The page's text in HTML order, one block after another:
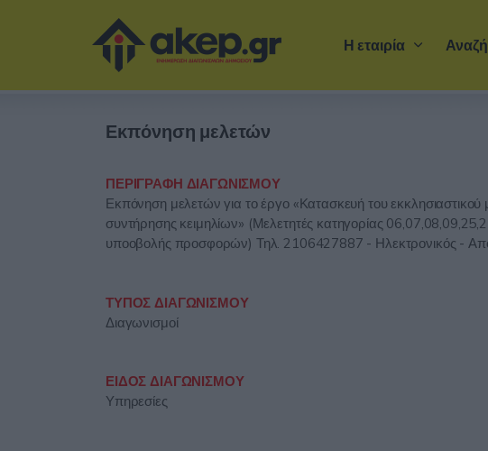
Η εταιρία
Εκπόνηση μελετών
ΠΕΡΙΓΡΑΦΗ ΔΙΑΓΩΝΙΣΜΟΥ
Εκπόνηση μελετών για το έργο «Κατασκευή του εκκλησιαστικού
συντήρησης κειμηλίων» (Μελετητές κατηγορίας
υποοβολής προσφορών) Τηλ. 2106427887 - Ηλεκτρονικός -
ΤΥΠΟΣ ΔΙΑΓΩΝΙΣΜΟΥ
Διαγωνισμοί
ΕΙΔΟΣ ΔΙΑΓΩΝΙΣΜΟΥ
Υπηρεσίες